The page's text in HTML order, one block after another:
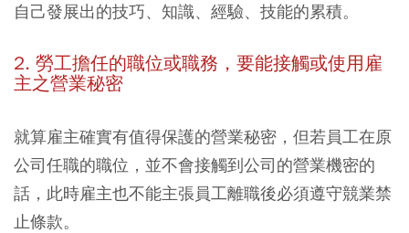
自己發展出的技巧、知識、經驗、技能的累積。
2. 勞工擔任的職位或職務，要能接觸或使用雇
主之營業秘密
就算雇主確實有值得保護的營業秘密，但若員工在原
公司任職的職位，並不會接觸到公司的營業機密的
話，此時雇主也不能主張員工離職後必須遵守競業禁
止條款。